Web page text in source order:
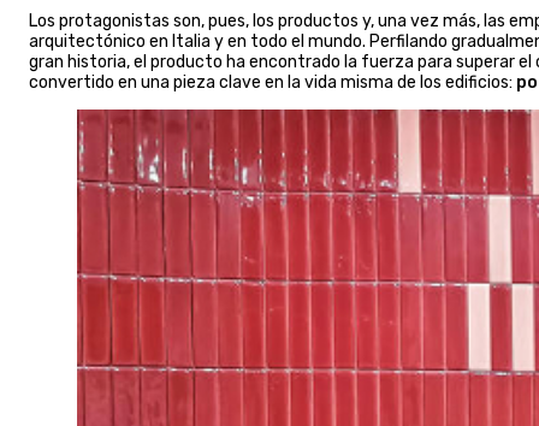
Los protagonistas son, pues, los productos y, una vez más, las
arquitectónico en Italia y en todo el mundo. Perfilando
gran historia, el producto ha encontrado la fuerza para superar
convertido en una pieza clave en la vida misma de los edificios: